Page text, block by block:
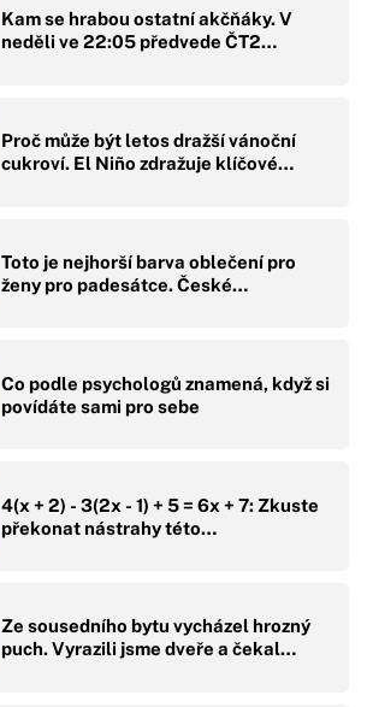
Kam se hrabou ostatní akčňáky. V
neděli ve 22:05 předvede ČT2…
Proč může být letos dražší vánoční
cukroví. El Niño zdražuje klíčové…
Toto je nejhorší barva oblečení pro
ženy pro padesátce. České…
Co podle psychologů znamená, když si
povídáte sami pro sebe
4(x + 2) - 3(2x - 1) + 5 = 6x + 7: Zkuste
překonat nástrahy této…
Ze sousedního bytu vycházel hrozný
puch. Vyrazili jsme dveře a čekal…